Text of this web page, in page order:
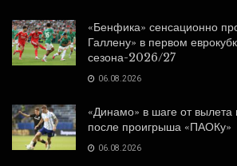
«Бенфика» сенсационно
Галлену» в первом
сезона-2026/27
06.08.2026
«Динамо» в шаге от вылета
после проигрыша «ПАОКу»
06.08.2026